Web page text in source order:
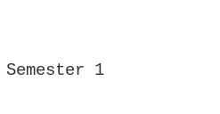
Semester 1